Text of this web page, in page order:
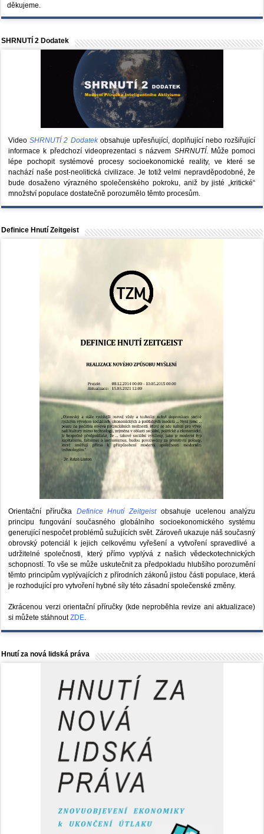
děkujeme.
SHRNUTÍ 2 Dodatek
VideoSHRNUTÍ 2 Dodatekobsahuje upřesňující, doplňující nebo rozšiřující
informace k předchozí videoprezentaci s názvem SHRNUTÍ. Může pomoci
lépe pochopit systémové procesy socioekonomické reality, ve které se
nachází naše post-neolitická civilizace. Je totiž velmi nepravděpodobné, že
bude dosaženo výrazného společenského pokroku, aniž by jisté „kritické“
množství populace dostatečně porozumělo těmto procesům.
Definice Hnutí Zeitgeist
Orientační příručka Definice Hnutí Zeitgeistobsahuje ucelenou analýzu
principu fungování současného globálního socioekonomického systému
generující nespočet problémů sužujících svět. Zároveň ukazuje náš současný
obrovský potenciál k jejich celkovému vyřešení a vytvoření spravedlivé a
udržitelné společnosti, který přímo vyplývá z našich vědeckotechnických
schopností. To vše se může uskutečnit za předpokladu hlubšího porozumění
těmto principům vyplývajících z přírodních zákonů jistou části populace, která
je rozhodující pro vytvoření hybné síly této zásadní společenské změny.
Zkrácenou verzi orientační příručky (kde neproběhla revize ani aktualizace)
si můžete stáhnoutZDE.
Hnutí za nová lidská práva